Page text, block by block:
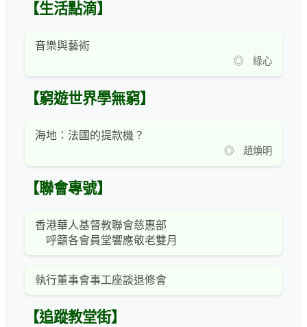
【生活點滴】
音樂與藝術
◎ 綠心
【窮遊世界學無窮】
海地：法國的提款機？
◎ 趙煥明
【聯會專號】
香港華人基督教聯會慈惠部
呼籲各會員堂響應敬老雙月
執行董事會事工座談退修會
【追蹤教堂街】